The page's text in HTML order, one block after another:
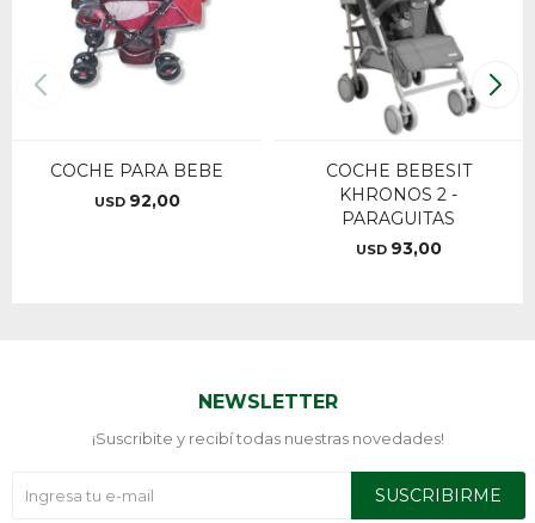
COCHE PARA BEBE
USD 92,00
COCHE BEBESIT
KHRONOS 2 -
PARAGUITAS
USD 93,00
NEWSLETTER
¡Suscribite y recibí todas nuestras novedades!
SUSCRIBIRME